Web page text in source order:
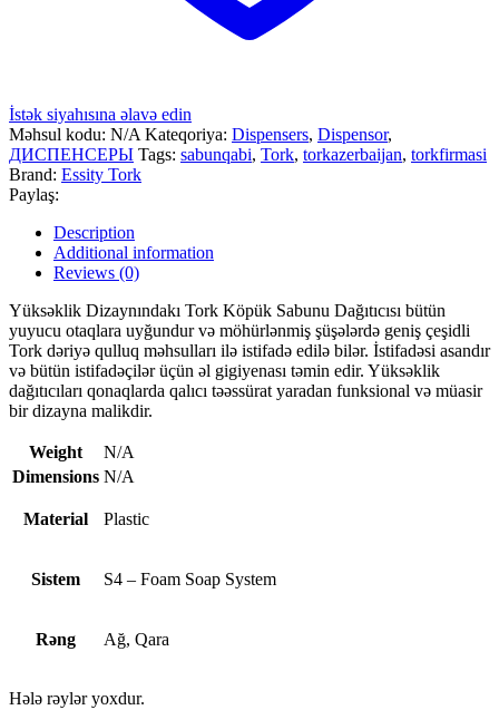
İstək siyahısına əlavə edin
Məhsul kodu: N/A Kateqoriya: Dispensers, Dispensor,
ДИСПЕНСЕРЫ Tags: sabunqabi, Tork, torkazerbaijan, torkfirmasi
Brand: Essity Tork
Paylaş:
Description
Additional information
Reviews (0)
Yüksəklik Dizaynındakı Tork Köpük Sabunu Dağıtıcısı bütün
yuyucu otaqlara uyğundur və möhürlənmiş şüşələrdə geniş çeşidli
Tork dəriyə qulluq məhsulları ilə istifadə edilə bilər. İstifadəsi asandır
və bütün istifadəçilər üçün əl gigiyenası təmin edir. Yüksəklik
dağıtıcıları qonaqlarda qalıcı təəssürat yaradan funksional və müasir
bir dizayna malikdir.
Weight
N/A
Dimensions N/A
Material Plastic
Sistem S4 – Foam Soap System
Rəng Ağ, Qara
Hələ rəylər yoxdur.